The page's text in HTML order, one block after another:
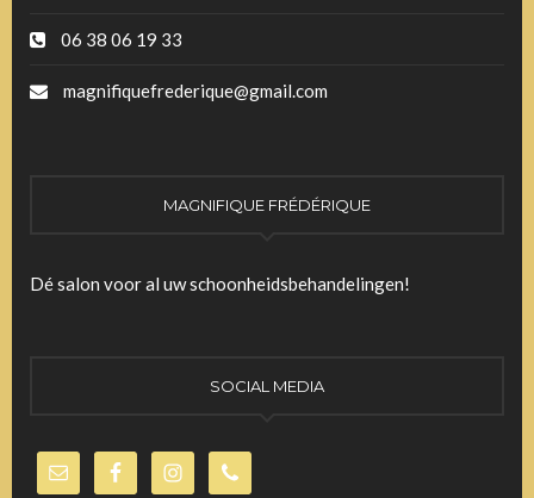
06 38 06 19 33
magnifiquefrederique@gmail.com
MAGNIFIQUE FRÉDÉRIQUE
Dé salon voor al uw schoonheidsbehandelingen!
SOCIAL MEDIA